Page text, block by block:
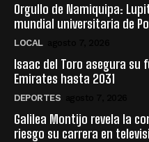
Orgullo de Namiquipa:
mundial universitaria de
LOCAL
Isaac del Toro asegura su
Emirates hasta 2031
DEPORTES
Galilea Montijo revela la
riesgo su carrera en